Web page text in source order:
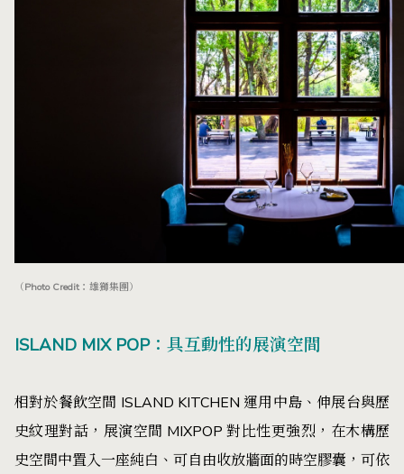
（Photo Credit：雄獅集團）
ISLAND MIX POP：具互動性的展演空間
相對於餐飲空間 ISLAND KITCHEN 運用中島、伸展台與歷
史紋理對話，展演空間 MIXPOP 對比性更強烈，在木構歷
史空間中置入一座純白、可自由收放牆面的時空膠囊，可依